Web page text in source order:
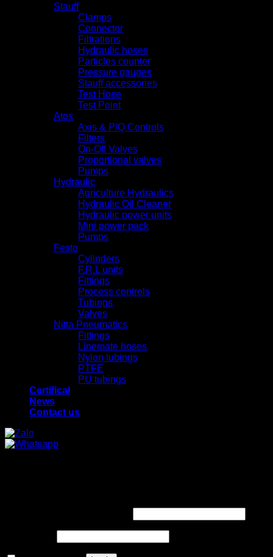
Stauff
Clamps
Connector
Filtrations
Hydraulic hoses
Particles counter
Pressure gauges
Stauff accessories
Test Hose
Test Point
Atos
Axis & P/Q Controls
Filters
On-Off Valves
Proportional valves
Pumps
Hydraulic
Agriculture Hydraulics
Hydraulic Oil Cleaner
Hydraulic power units
Mini power pack
Pumps
Festo
Cylinders
F.R.L units
Fittings
Process controls
Tubings
Valves
Nitta Pneumatics
Fittings
Linemate hoses
Nylon tubings
PTFE
PU tubings
Certifical
News
Contact us